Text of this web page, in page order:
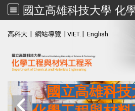
高科大 網站導覽 VIET. English
國立高雄科